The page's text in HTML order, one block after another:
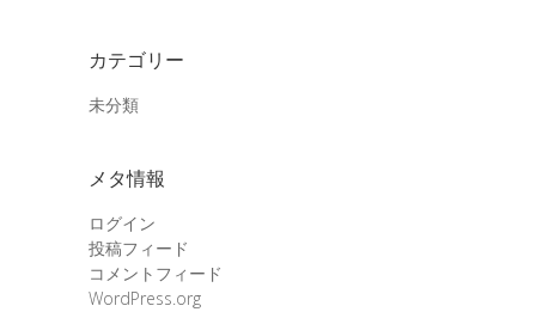
カテゴリー
未分類
メタ情報
ログイン
投稿フィード
コメントフィード
WordPress.org